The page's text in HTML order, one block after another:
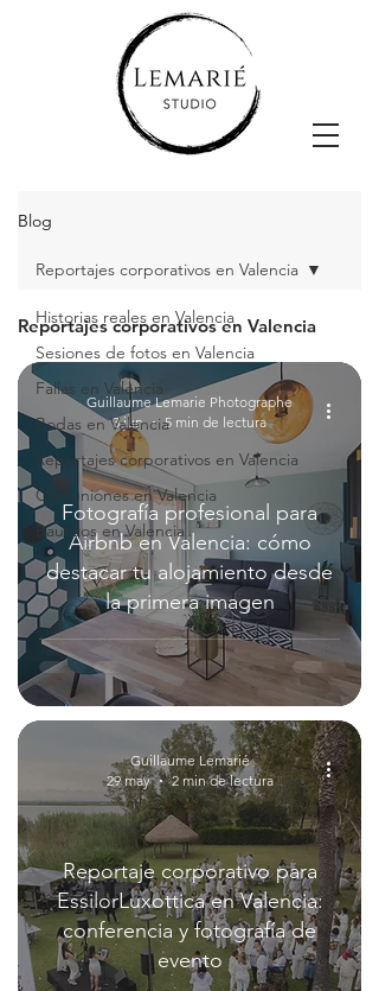
Blog
Historias reales en Valencia
Sesiones de fotos en Valencia
Fallas en Valencia
Bodas en Valencia
Reportajes corporativos en Valencia
Comuniones en Valencia
Bautizos en Valencia
Reportajes corporativos en Valencia
Reportajes corporativos en Valencia
Fotografía profesional para
Airbnb en Valencia: cómo
destacar tu alojamiento desde
la primera imagen
Guillaume Lemarie Photographe
3 jun
5 min de lectura
Reportaje corporativo para
EssilorLuxottica en Valencia:
conferencia y fotografía de
evento
Guillaume Lemarié
29 may
2 min de lectura